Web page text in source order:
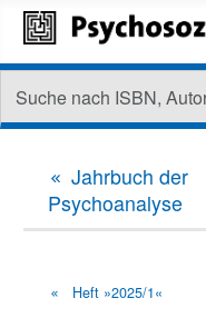
Jahrbuch der
Psychoanalyse
Heft »2025/1«